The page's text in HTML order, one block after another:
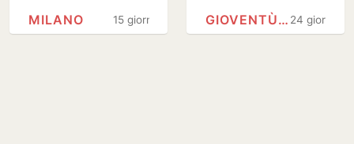
passa a Futuro15 giorni
MILANO
FdI-Nm-Udc sulle
preferenze
24 giorni
GIOVENTÙ NAZIONALE